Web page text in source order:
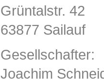
Grüntalstr. 42
63877 Sailauf
Gesellschafter:
Joachim